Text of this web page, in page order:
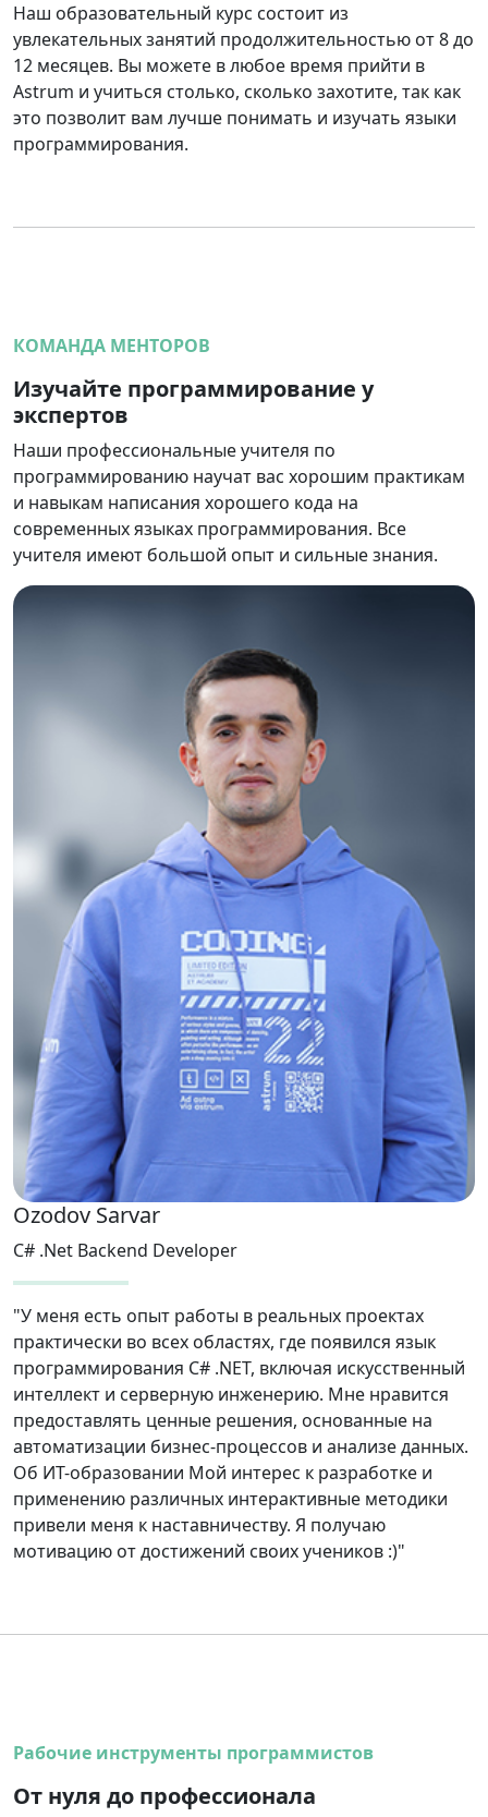
Наш образовательный курс состоит из
увлекательных занятий продолжительностью от 8 до
12 месяцев. Вы можете в любое время прийти в
Astrum и учиться столько, сколько захотите, так как
это позволит вам лучше понимать и изучать языки
программирования.
КОМАНДА МЕНТОРОВ
Изучайте программирование у
экспертов
Наши профессиональные учителя по
программированию научат вас хорошим практикам
и навыкам написания хорошего кода на
современных языках программирования. Все
учителя имеют большой опыт и сильные знания.
Ozodov Sarvar
C# .Net Backend Developer
"У меня есть опыт работы в реальных проектах
практически во всех областях, где появился язык
программирования C# .NET, включая искусственный
интеллект и серверную инженерию. Мне нравится
предоставлять ценные решения, основанные на
автоматизации бизнес-процессов и анализе данных.
Об ИТ-образовании Мой интерес к разработке и
применению различных интерактивные методики
привели меня к наставничеству. Я получаю
мотивацию от достижений своих учеников :)"
Рабочие инструменты программистов
От нуля до профессионала